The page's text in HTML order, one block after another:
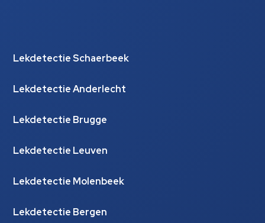
Lekdetectie Schaerbeek
Lekdetectie Anderlecht
Lekdetectie Brugge
Lekdetectie Leuven
Lekdetectie Molenbeek
Lekdetectie Bergen